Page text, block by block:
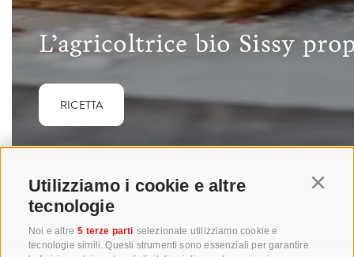
Utilizziamo i cookie e altre
tecnologie
Noi e altre 5 terze parti selezionate utilizziamo cookie e
tecnologie simili. Questi strumenti sono essenziali per garantire
L’agricoltrice bio Sissy
RICETTA